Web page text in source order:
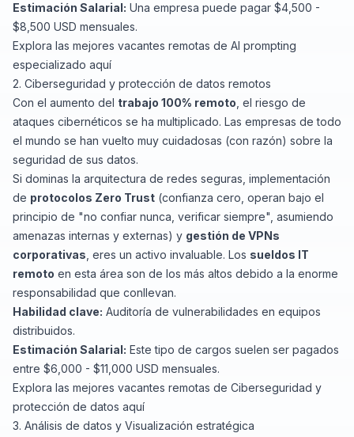
Estimación Salarial: Una empresa puede pagar $4,500 -
$8,500 USD mensuales.
Explora las mejores vacantes remotas de AI prompting
especializado aquí
2. Ciberseguridad y protección de datos remotos
Con el aumento del trabajo 100% remoto , el riesgo de
ataques cibernéticos se ha multiplicado. Las empresas de todo
el mundo se han vuelto muy cuidadosas (con razón) sobre la
seguridad de sus datos.
Si dominas la arquitectura de redes seguras, implementación
de protocolos Zero Trust (confianza cero, operan bajo el
principio de "no confiar nunca, verificar siempre", asumiendo
amenazas internas y externas) y gestión de VPNs
corporativas , eres un activo invaluable. Los sueldos IT
remoto en esta área son de los más altos debido a la enorme
responsabilidad que conllevan.
Habilidad clave: Auditoría de vulnerabilidades en equipos
distribuidos.
Estimación Salarial: Este tipo de cargos suelen ser pagados
entre $6,000 - $11,000 USD mensuales.
Explora las mejores vacantes remotas de Ciberseguridad y
protección de datos aquí
3. Análisis de datos y Visualización estratégica